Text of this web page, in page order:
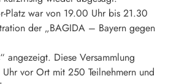
Platz war von 19.00 Uhr bis 21.30
der „BAGIDA – Bayern gegen
angezeigt. Diese Versammlung
vor Ort mit 250 Teilnehmern und